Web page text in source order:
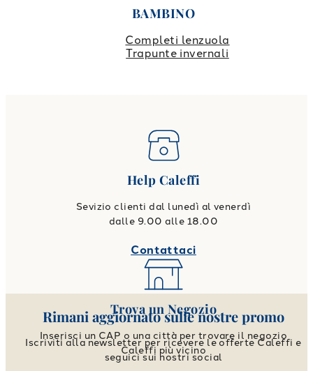
BAMBINO
Completi lenzuola
Trapunte invernali
Help Caleffi
Sevizio clienti dal lunedì al venerdì
dalle 9.00 alle 18.00
Contattaci
Trova un Negozio
Inserisci un CAP o una città per trovare il negozio
Caleffi più vicino
Rimani aggiornato sulle nostre promo
Iscriviti alla newsletter per ricevere le offerte Caleffi e
seguici sui nostri social